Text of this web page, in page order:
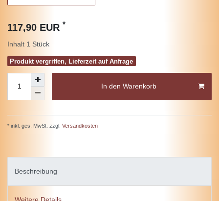
117,90 EUR *
Inhalt 1 Stück
Produkt vergriffen, Lieferzeit auf Anfrage
In den Warenkorb
* inkl. ges. MwSt. zzgl. Versandkosten
Beschreibung